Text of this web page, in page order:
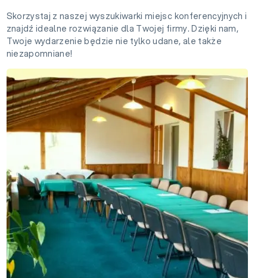
Skorzystaj z naszej wyszukiwarki miejsc konferencyjnych i
znajdź idealne rozwiązanie dla Twojej firmy. Dzięki nam,
Twoje wydarzenie będzie nie tylko udane, ale także
niezapomniane!